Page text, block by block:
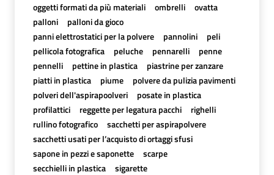
oggetti formati da più materiali
ombrelli
ovatta
palloni
palloni da gioco
panni elettrostatici per la polvere
pannolini
peli
pellicola fotografica
peluche pennarelli
penne
pennelli
pettine in plastica
piastrine per zanzare
piatti in plastica
piume
polvere da pulizia pavimenti
polveri dell'aspirapoolveri
posate in plastica
profilattici
reggette per legatura pacchi
righelli
rullino fotografico
sacchetti per aspirapolvere
sacchetti usati per l’acquisto di ortaggi sfusi
sapone in pezzi e saponette
scarpe
secchielli in plastica
sigarette